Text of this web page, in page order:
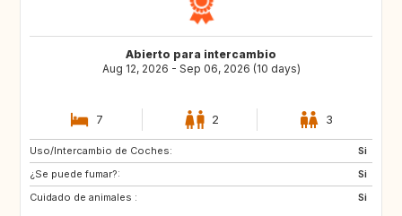
Abierto para intercambio
Aug 12, 2026 - Sep 06, 2026 (10 days)
7 2 3
Uso/Intercambio de Coches:
Si
¿Se puede fumar?:
Si
Cuidado de animales :
Si
CA
IE
US